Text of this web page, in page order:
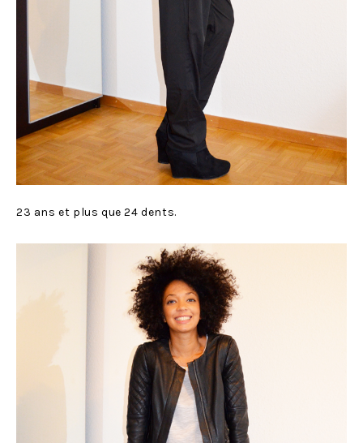
23 ans et plus que 24 dents.